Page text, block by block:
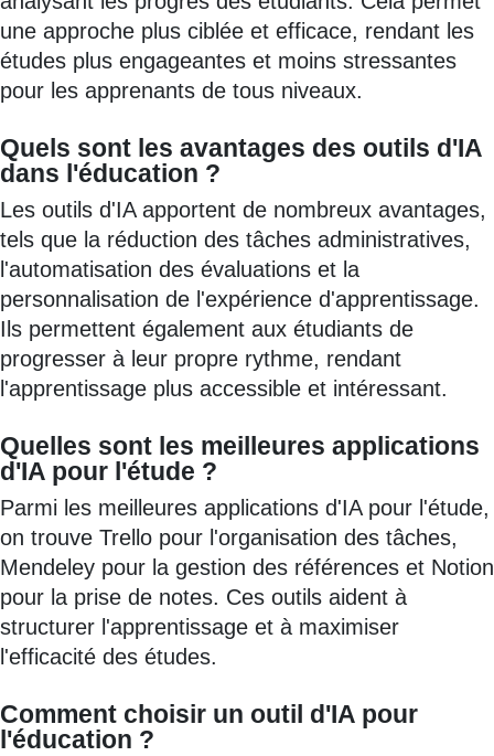
une approche plus ciblée et efficace, rendant les
études plus engageantes et moins stressantes
pour les apprenants de tous niveaux.
Quels sont les avantages des outils d'IA
dans l'éducation ?
Les outils d'IA apportent de nombreux avantages,
tels que la réduction des tâches administratives,
l'automatisation des évaluations et la
personnalisation de l'expérience d'apprentissage.
Ils permettent également aux étudiants de
progresser à leur propre rythme, rendant
l'apprentissage plus accessible et intéressant.
Quelles sont les meilleures applications
d'IA pour l'étude ?
Parmi les meilleures applications d'IA pour l'étude,
on trouve Trello pour l'organisation des tâches,
Mendeley pour la gestion des références et Notion
pour la prise de notes. Ces outils aident à
structurer l'apprentissage et à maximiser
l'efficacité des études.
Comment choisir un outil d'IA pour
l'éducation ?